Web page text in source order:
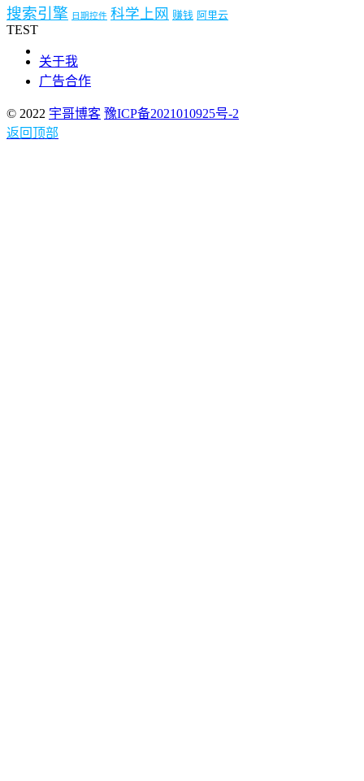
搜索引擎 日期控件 科学上网 赚钱 阿里云
TEST
关于我
广告合作
© 2022 宇哥博客 豫ICP备2021010925号-2
返回顶部